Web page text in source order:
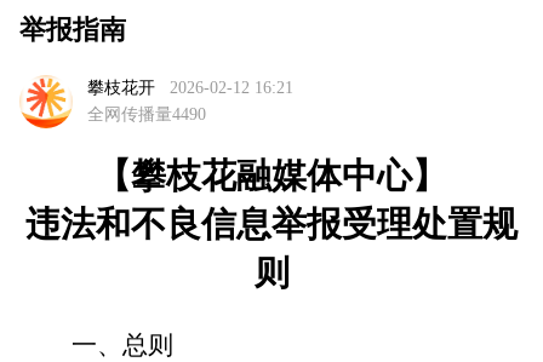
举报指南
攀枝花开
2026-02-12 16:21
全网传播量4490
【攀枝花融媒体中心】
违法和不良信息举报受理处置规
则
一、 总则